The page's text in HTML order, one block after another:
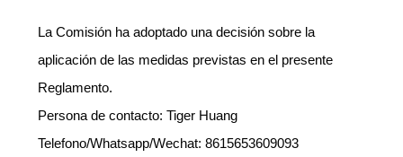
PRIVACY
POLICY
La Comisión ha adoptado una decisión sobre la
aplicación de las medidas previstas en el presente
Reglamento.
Persona de contacto: Tiger Huang
Telefono/Whatsapp/Wechat: 8615653609093